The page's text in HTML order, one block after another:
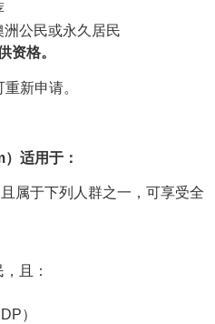
公民或永久居民
资格。
新申请。
适用于：
属于下列人群之一，可享受全
且：
）